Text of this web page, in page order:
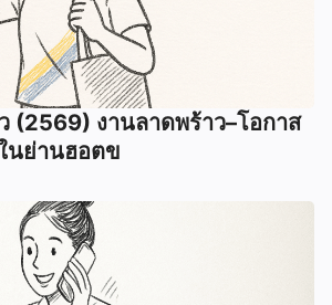
(2569) งานลาดพร้าว–โอกาส
นย่านฮอตข